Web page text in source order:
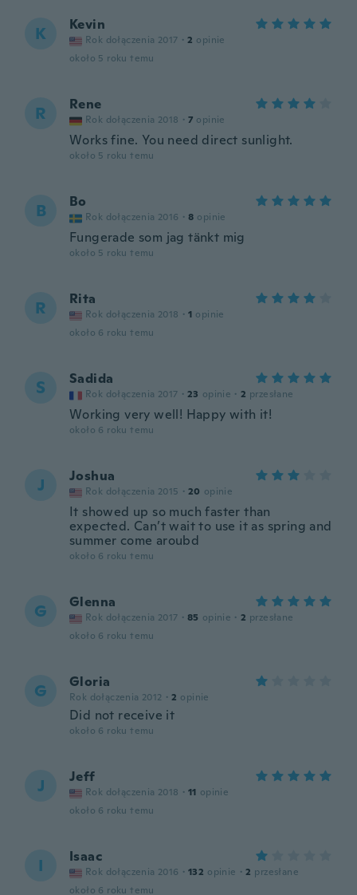
K Kevin
Rok dołączenia 2017 · 2 opinie
około 5 roku temu
R Rene
Rok dołączenia 2018 · 7 opinie
Works fine. You need direct sunlight.
około 5 roku temu
B Bo
Rok dołączenia 2016 · 8 opinie
Fungerade som jag tänkt mig
około 5 roku temu
R Rita
Rok dołączenia 2018 · 1 opinie
około 6 roku temu
S Sadida
Rok dołączenia 2017 · 23 opinie · 2 przesłane
Working very well! Happy with it!
około 6 roku temu
J Joshua
Rok dołączenia 2015 · 20 opinie
It showed up so much faster than
expected. Can’t wait to use it as spring and
summer come aroubd
około 6 roku temu
G Glenna
Rok dołączenia 2017 · 85 opinie · 2 przesłane
około 6 roku temu
G Gloria
Rok dołączenia 2012 · 2 opinie
Did not receive it
około 6 roku temu
J Jeff
Rok dołączenia 2018 · 11 opinie
około 6 roku temu
I Isaac
Rok dołączenia 2016 · 132 opinie · 2 przesłane
około 6 roku temu